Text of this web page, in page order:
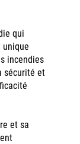
qui
incendies
sécurité et
et sa